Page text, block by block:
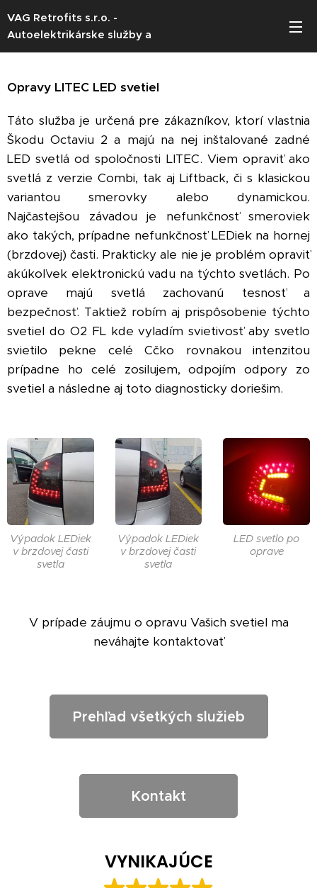
VAG Retrofits s.r.o. -
Autoelektrikárske služby a
softvérové úpravy vozidiel VW AG
Opravy LITEC LED svetiel
Táto služba je určená pre zákazníkov, ktorí vlastnia
Škodu Octaviu 2 a majú na nej inštalované zadné
LED svetlá od spoločnosti LITEC. Viem opraviť ako
svetlá z verzie Combi, tak aj Liftback, či s klasickou
variantou smerovky alebo dynamickou.
Najčastejšou závadou je nefunkčnosť smeroviek
ako takých, prípadne nefunkčnosť LEDiek na hornej
(brzdovej) časti. Prakticky ale nie je problém opraviť
akúkoľvek elektronickú vadu na týchto svetlách. Po
oprave majú svetlá zachovanú tesnosť a
bezpečnosť. Taktiež robím aj prispôsobenie týchto
svetiel do O2 FL kde vyladím svietivosť aby svetlo
svietilo pekne celé Cčko rovnakou intenzitou
prípadne ho celé zosilujem, odpojím odpory zo
svetiel a následne aj toto diagnosticky doriešim.
Výpadok LEDiek
v brzdovej časti
svetla
Výpadok LEDiek
v brzdovej časti
svetla
LED svetlo po
oprave
V prípade záujmu o opravu Vašich svetiel ma
neváhajte kontaktovať
Prehľad všetkých služieb
Kontakt
VYNIKAJÚCE